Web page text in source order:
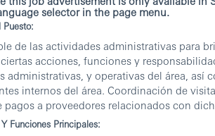
selector in the page menu.
de las actividades administrativas para
acciones, funciones y
administrativas, y operativas del área, así
internos del área. Coordinación de
pagos a proveedores relacionados con
Funciones Principales: